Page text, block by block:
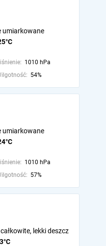
umiarkowane
1010 hPa
54%
umiarkowane
1010 hPa
57%
lekki deszcz